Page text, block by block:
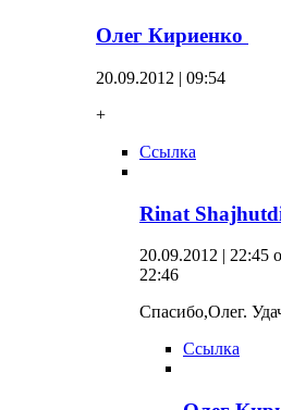
Олег Кириенко
20.09.2012 | 09:54
+
Ссылка
Rinat
20.09.2012 | 22:45
22:46
Спасибо,Олег.
Ссылка